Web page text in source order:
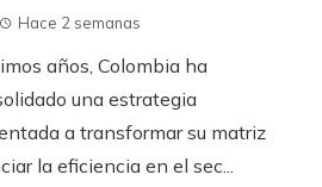
Hace 2 semanas
años, Colombia ha
una estrategia
a transformar su matriz
la eficiencia en el sec...